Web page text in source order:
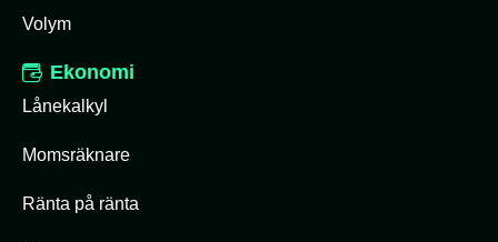
Volym
Ekonomi
Lånekalkyl
Momsräknare
Ränta på ränta